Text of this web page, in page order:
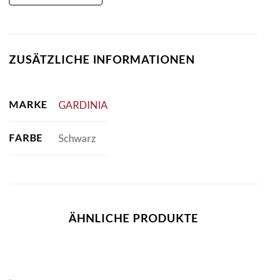
ZUSÄTZLICHE INFORMATIONEN
MARKE GARDINIA
FARBE Schwarz
ÄHNLICHE PRODUKTE